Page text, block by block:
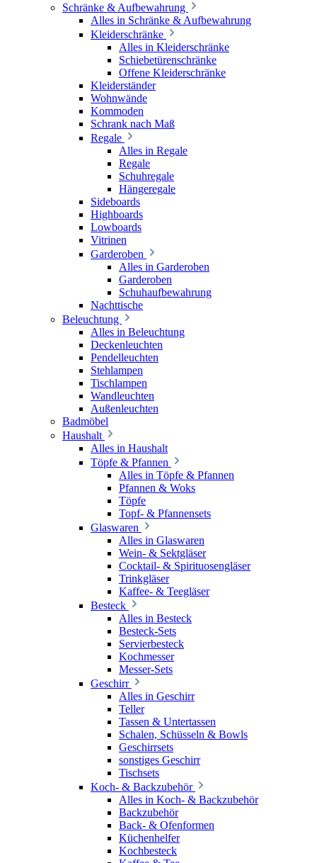
Schränke & Aufbewahrung
Alles in Schränke & Aufbewahrung
Kleiderschränke
Alles in Kleiderschränke
Schiebetürenschränke
Offene Kleiderschränke
Kleiderständer
Wohnwände
Kommoden
Schrank nach Maß
Regale
Alles in Regale
Regale
Schuhregale
Hängeregale
Sideboards
Highboards
Lowboards
Vitrinen
Garderoben
Alles in Garderoben
Garderoben
Schuhaufbewahrung
Nachttische
Beleuchtung
Alles in Beleuchtung
Deckenleuchten
Pendelleuchten
Stehlampen
Tischlampen
Wandleuchten
Außenleuchten
Badmöbel
Haushalt
Alles in Haushalt
Töpfe & Pfannen
Alles in Töpfe & Pfannen
Pfannen & Woks
Töpfe
Topf- & Pfannensets
Glaswaren
Alles in Glaswaren
Wein- & Sektgläser
Cocktail- & Spirituosengläser
Trinkgläser
Kaffee- & Teegläser
Besteck
Alles in Besteck
Besteck-Sets
Servierbesteck
Kochmesser
Messer-Sets
Geschirr
Alles in Geschirr
Teller
Tassen & Untertassen
Schalen, Schüsseln & Bowls
Geschirrsets
sonstiges Geschirr
Tischsets
Koch- & Backzubehör
Alles in Koch- & Backzubehör
Backzubehör
Back- & Ofenformen
Küchenhelfer
Kochbesteck